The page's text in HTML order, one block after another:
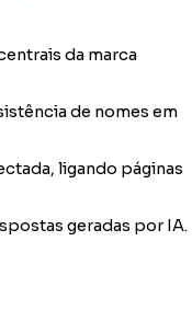
da marca
de nomes em
ligando páginas
geradas por IA.